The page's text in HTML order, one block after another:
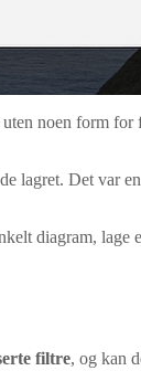
noen form
lagret. Det var
diagram,
filtre, og kan